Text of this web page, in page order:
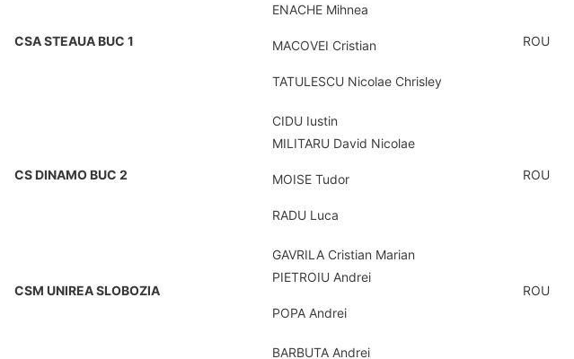
CSA STEAUA BUC 1
ENACHE Mihnea
MACOVEI Cristian
TATULESCU Nicolae Chrisley
ROU
CS DINAMO BUC 2
CIDU Iustin
MILITARU David Nicolae
MOISE Tudor
RADU Luca
ROU
CSM UNIREA SLOBOZIA
GAVRILA Cristian Marian
PIETROIU Andrei
POPA Andrei
ROU
BARBUTA Andrei